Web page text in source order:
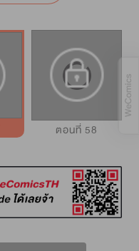
ตอนที่ 58